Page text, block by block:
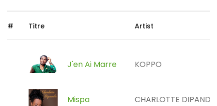
# Titre Artist
J'en Ai Marre KOPPO
Mispa CHARLOTTE DIPANDA